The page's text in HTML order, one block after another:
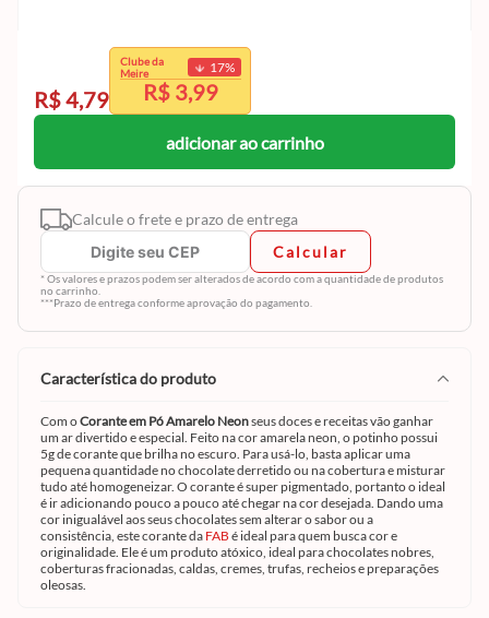
R$ 4,79
Clube da
Meire
17%
R$ 3,99
exclusivo
Clube da Meire.
Cadastre-se e aproveite
adicionar ao carrinho
Calcule o frete e prazo de entrega
Calcular
* Os valores e prazos podem ser alterados de acordo com a quantidade de produtos
no carrinho.
***Prazo de entrega conforme aprovação do pagamento.
característica do produto
Com oCorante em Pó Amarelo Neonseus doces e receitas vão ganhar
um ar divertido e especial. Feito na cor amarela neon, o potinho possui
5g de corante que brilha no escuro. Para usá-lo, basta aplicar uma
pequena quantidade no chocolate derretido ou na cobertura e misturar
tudo até homogeneizar. O corante é super pigmentado, portanto o ideal
é ir adicionando pouco a pouco até chegar na cor desejada. Dando uma
cor inigualável aos seus chocolates sem alterar o sabor ou a
consistência, este corante da FAB é ideal para quem busca cor e
originalidade. Ele é um produto atóxico, ideal para chocolates nobres,
coberturas fracionadas, caldas, cremes, trufas, recheios e preparações
oleosas.